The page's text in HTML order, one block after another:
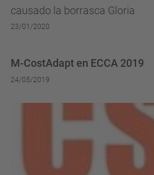
causado la borrasca Gloria
23/01/2020
M-CostAdapt en ECCA 2019
24/05/2019